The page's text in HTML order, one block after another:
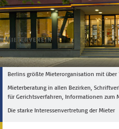
Berlins größte Mieterorganisation mit über
Mieterberatung in allen Bezirken,
für Gerichtsverfahren, Informationen zum
Die starke Interessenvertretung der Mieter